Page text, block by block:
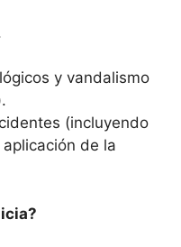
y vandalismo
(incluyendo
de la